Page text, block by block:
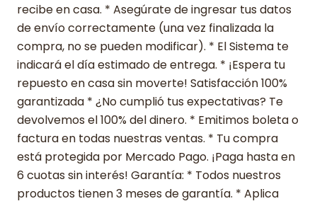
recibe en casa. * Asegúrate de ingresar tus datos
de envío correctamente (una vez finalizada la
compra, no se pueden modificar). * El Sistema te
indicará el día estimado de entrega. * ¡Espera tu
repuesto en casa sin moverte! Satisfacción 100%
garantizada * ¿No cumplió tus expectativas? Te
devolvemos el 100% del dinero. * Emitimos boleta o
factura en todas nuestras ventas. * Tu compra
está protegida por Mercado Pago. ¡Paga hasta en
6 cuotas sin interés! Garantía: * Todos nuestros
productos tienen 3 meses de garantía. * Aplica